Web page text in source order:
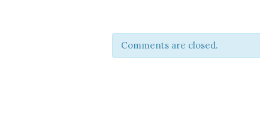
Comments are closed.